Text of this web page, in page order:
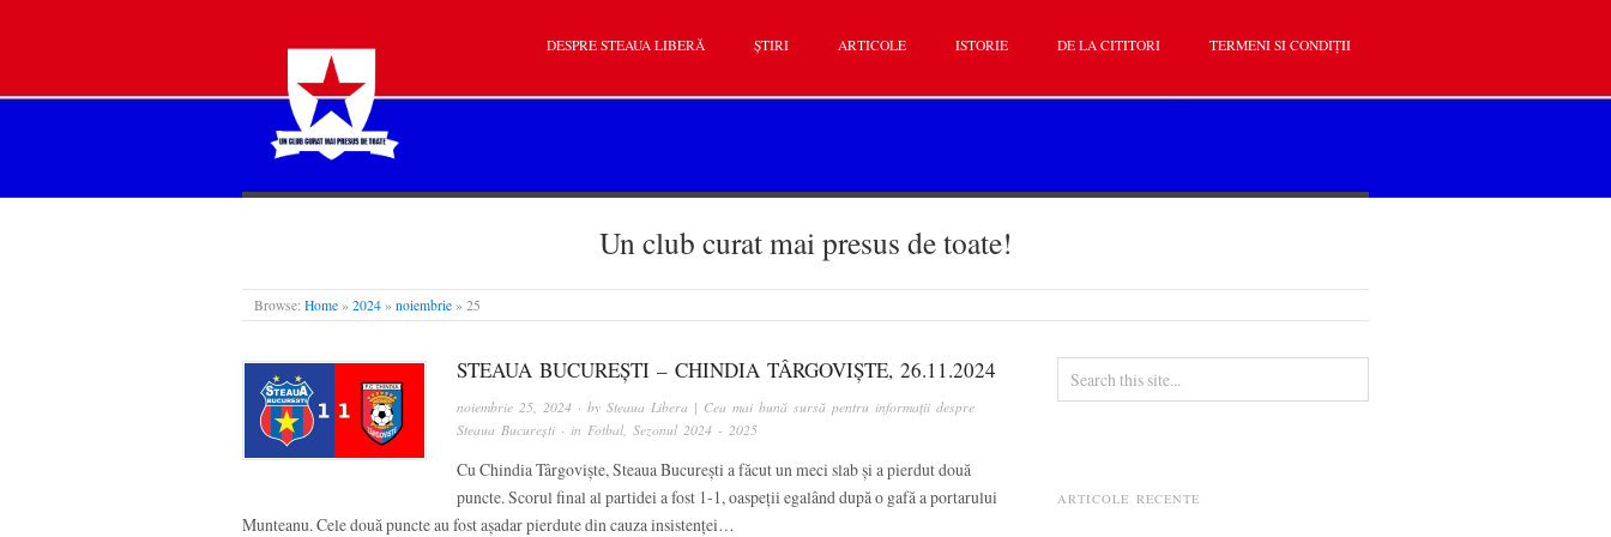
STEAUA LIBERĂ
DESPRE STEAUA LIBERĂ ȘTIRI ARTICOLE ISTORIE DE LA CITITORI TERMENI SI CONDIȚII
Un club curat mai presus de toate!
Browse: Home » 2024 » noiembrie » 25
STEAUA BUCUREȘTI – CHINDIA TÂRGOVIȘTE, 26.11.2024
noiembrie 25, 2024 · by Steaua Libera | Cea mai bună sursă pentru informații despre
Steaua București · in Fotbal, Sezonul 2024 - 2025
Cu Chindia Târgoviște, Steaua București a făcut un meci slab și a pierdut două
puncte. Scorul final al partidei a fost 1-1, oaspeții egalând după o gafă a portarului
Munteanu. Cele două puncte au fost așadar pierdute din cauza insistenței…
ARTICOLE RECENTE